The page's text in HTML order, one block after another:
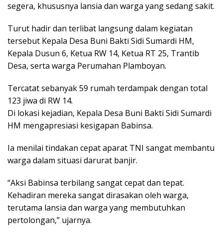
segera, khususnya lansia dan warga yang sedang sakit.
Turut hadir dan terlibat langsung dalam kegiatan
tersebut Kepala Desa Buni Bakti Sidi Sumardi HM,
Kepala Dusun 6, Ketua RW 14, Ketua RT 25, Trantib
Desa, serta warga Perumahan Plamboyan.
Tercatat sebanyak 59 rumah terdampak dengan total
123 jiwa di RW 14.
Di lokasi kejadian, Kepala Desa Buni Bakti Sidi Sumardi
HM mengapresiasi kesigapan Babinsa.
Ia menilai tindakan cepat aparat TNI sangat membantu
warga dalam situasi darurat banjir.
“Aksi Babinsa terbilang sangat cepat dan tepat.
Kehadiran mereka sangat dirasakan oleh warga,
terutama lansia dan warga yang membutuhkan
pertolongan,” ujarnya.